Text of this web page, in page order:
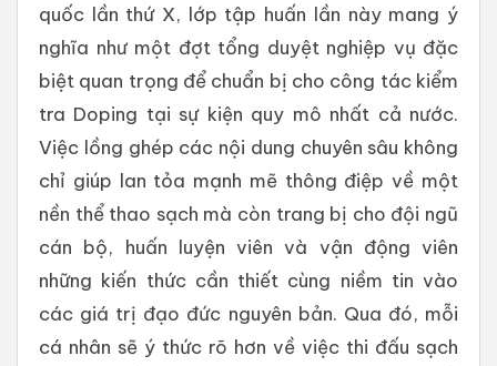
quốc lần thứ X, lớp tập huấn lần này mang ý
nghĩa như một đợt tổng duyệt nghiệp vụ đặc
biệt quan trọng để chuẩn bị cho công tác kiểm
tra Doping tại sự kiện quy mô nhất cả nước.
Việc lồng ghép các nội dung chuyên sâu không
chỉ giúp lan tỏa mạnh mẽ thông điệp về một
nền thể thao sạch mà còn trang bị cho đội ngũ
cán bộ, huấn luyện viên và vận động viên
những kiến thức cần thiết cùng niềm tin vào
các giá trị đạo đức nguyên bản. Qua đó, mỗi
cá nhân sẽ ý thức rõ hơn về việc thi đấu sạch